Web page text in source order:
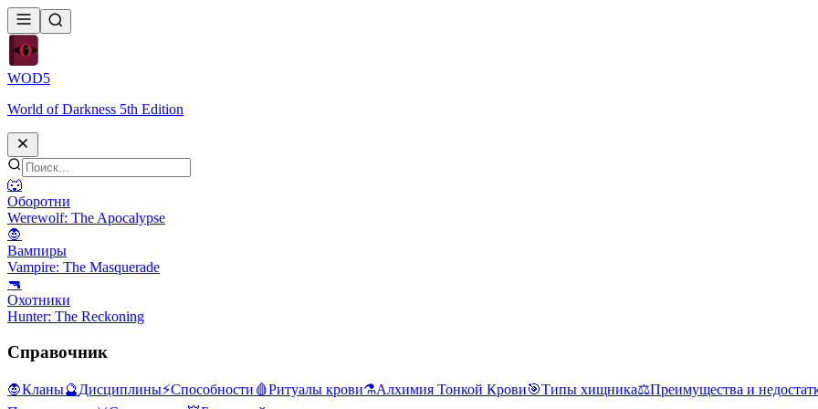
WOD5
World of Darkness 5th Edition
🐺
Оборотни
Werewolf: The Apocalypse
🧛
Вампиры
Vampire: The Masquerade
🔫
Охотники
Hunter: The Reckoning
Справочник
🧛Кланы🔮Дисциплины⚡Способности 🩸Ритуалы крови⚗️Алхимия Тонкой Крови🎯Типы хищника⚖️Преимущества и